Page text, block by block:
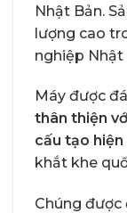
Nhật Bản.
lượng cao
nghiệp Nhật
Máy được
thân thiện
cấu tạo hiện
khắt khe
Chúng được